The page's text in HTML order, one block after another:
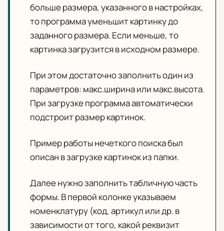
больше размера, указанного в настройках,
то программа уменьшит картинку до
заданного размера. Если меньше, то
картинка загрузится в исходном размере.
При этом достаточно заполнить один из
параметров: макс.ширина или макс.высота.
При загрузке программа автоматически
подстроит размер картинок.
Пример работы нечеткого поиска был
описан в загрузке картинок из папки.
Далее нужно заполнить табличную часть
формы. В первой колонке указываем
номенклатуру (код, артикул или др. в
зависимости от того, какой реквизит